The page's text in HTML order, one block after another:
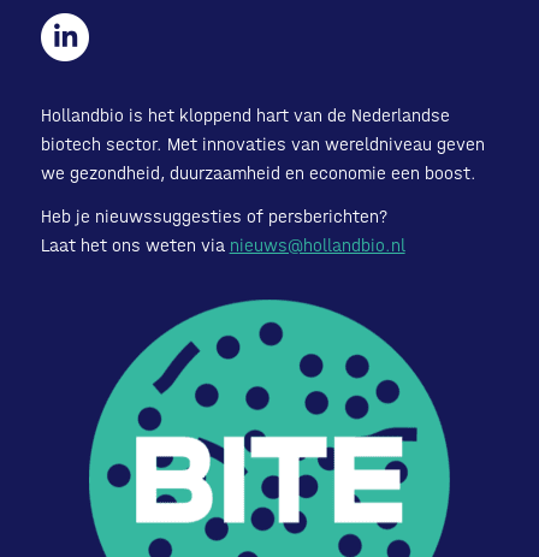
Hollandbio is het kloppend hart van de Nederlandse
biotech sector. Met innovaties van wereldniveau geven
we gezondheid, duurzaamheid en economie een boost.
Heb je nieuwssuggesties of persberichten?
Laat het ons weten via nieuws@hollandbio.nl